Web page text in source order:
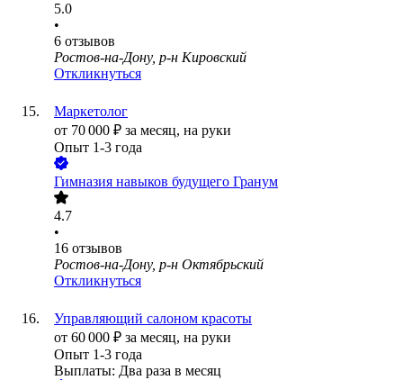
5.0
•
6 отзывов
Ростов-на-Дону, р-н Кировский
Откликнуться
Маркетолог
от 70 000 ₽ за месяц, на руки
Опыт 1-3 года
Гимназия навыков будущего Гранум
4.7
•
16 отзывов
Ростов-на-Дону, р-н Октябрьский
Откликнуться
Управляющий салоном красоты
от 60 000 ₽ за месяц, на руки
Опыт 1-3 года
Выплаты: Два раза в месяц